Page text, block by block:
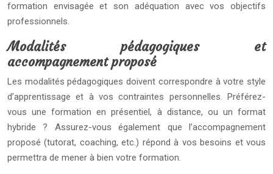
formation envisagée et son adéquation avec vos objectifs
professionnels.
Modalités pédagogiques et
accompagnement proposé
Les modalités pédagogiques doivent correspondre à votre style
d’apprentissage et à vos contraintes personnelles. Préférez-
vous une formation en présentiel, à distance, ou un format
hybride ? Assurez-vous également que l’accompagnement
proposé (tutorat, coaching, etc.) répond à vos besoins et vous
permettra de mener à bien votre formation.